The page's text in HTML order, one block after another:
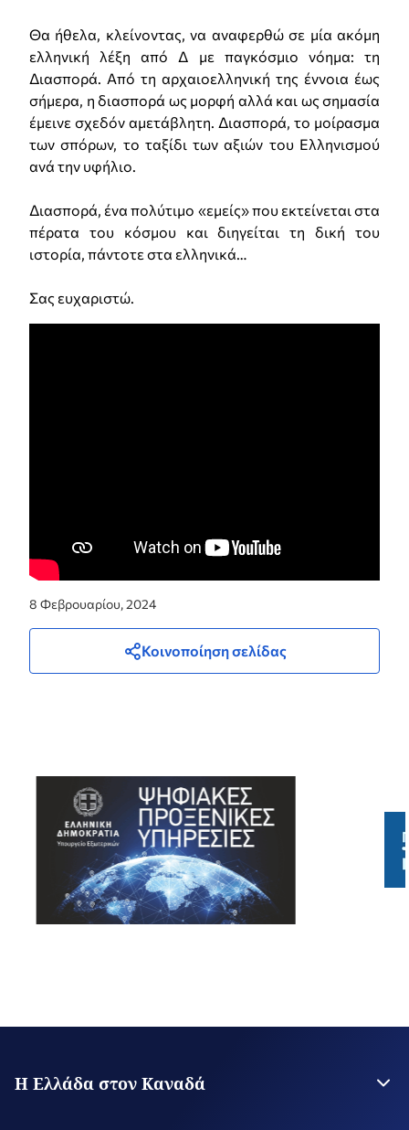
Θα ήθελα, κλείνοντας, να αναφερθώ σε μία ακόμη
ελληνική λέξη από Δ με παγκόσμιο νόημα: τη
Διασπορά. Από τη αρχαιοελληνική της έννοια έως
σήμερα, η διασπορά ως μορφή αλλά και ως σημασία
έμεινε σχεδόν αμετάβλητη. Διασπορά, το μοίρασμα
των σπόρων, το ταξίδι των αξιών του Ελληνισμού
ανά την υφήλιο.
Διασπορά, ένα πολύτιμο «εμείς» που εκτείνεται στα
πέρατα του κόσμου και διηγείται τη δική του
ιστορία, πάντοτε στα ελληνικά…
Σας ευχαριστώ.
8 Φεβρουαρίου, 2024
Κοινοποίηση σελίδας
Η Ελλάδα στον Καναδά